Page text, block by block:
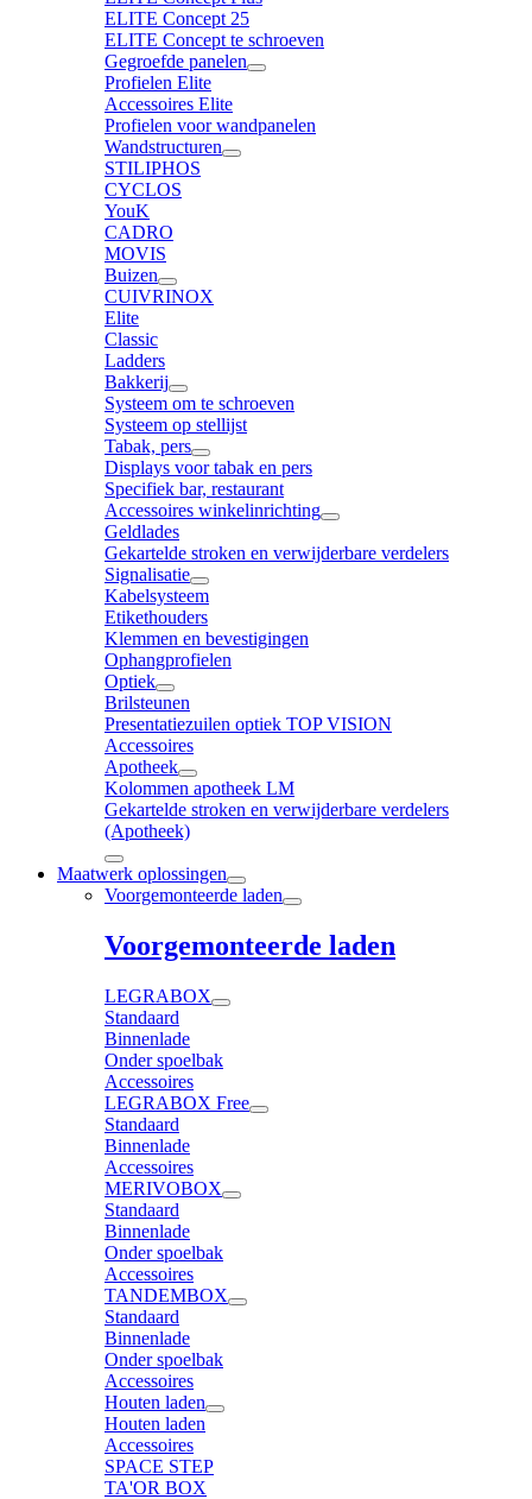
ELITE Concept 25
ELITE Concept te schroeven
Gegroefde panelen
Profielen Elite
Accessoires Elite
Profielen voor wandpanelen
Wandstructuren
STILIPHOS
CYCLOS
YouK
CADRO
MOVIS
Buizen
CUIVRINOX
Elite
Classic
Ladders
Bakkerij
Systeem om te schroeven
Systeem op stellijst
Tabak, pers
Displays voor tabak en pers
Specifiek bar, restaurant
Accessoires winkelinrichting
Geldlades
Gekartelde stroken en verwijderbare verdelers
Signalisatie
Kabelsysteem
Etikethouders
Klemmen en bevestigingen
Ophangprofielen
Optiek
Brilsteunen
Presentatiezuilen optiek TOP VISION
Accessoires
Apotheek
Kolommen apotheek LM
Gekartelde stroken en verwijderbare verdelers
(Apotheek)
Maatwerk oplossingen
Voorgemonteerde laden
Voorgemonteerde laden
LEGRABOX
Standaard
Binnenlade
Onder spoelbak
Accessoires
LEGRABOX Free
Standaard
Binnenlade
Accessoires
MERIVOBOX
Standaard
Binnenlade
Onder spoelbak
Accessoires
TANDEMBOX
Standaard
Binnenlade
Onder spoelbak
Accessoires
Houten laden
Houten laden
Accessoires
SPACE STEP
TA'OR BOX